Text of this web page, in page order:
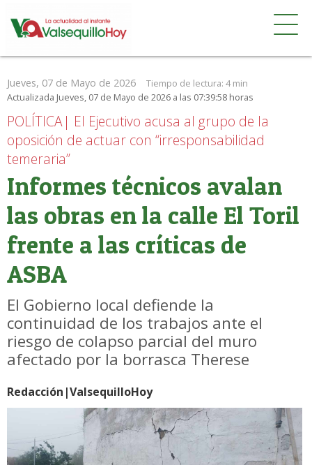
Jueves, 07 de Mayo de 2026 Tiempo de lectura: 4 min
Actualizada Jueves, 07 de Mayo de 2026 a las 07:39:58 horas
POLÍTICA| El Ejecutivo acusa al grupo de la
oposición de actuar con “irresponsabilidad
temeraria”
Informes técnicos avalan
las obras en la calle El Toril
frente a las críticas de
ASBA
El Gobierno local defiende la
continuidad de los trabajos ante el
riesgo de colapso parcial del muro
afectado por la borrasca Therese
Redacción|ValsequilloHoy